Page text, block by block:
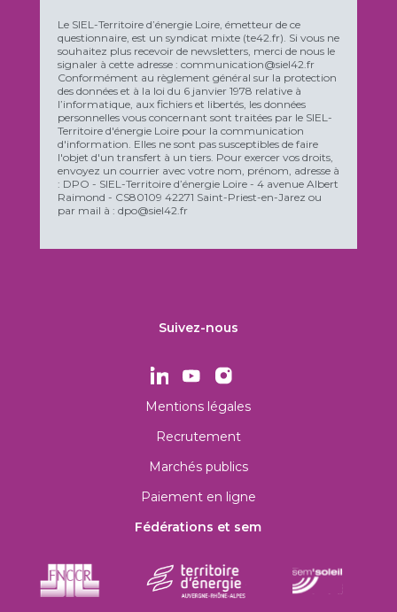
Le SIEL-Territoire d’énergie Loire, émetteur de ce
questionnaire, est un syndicat mixte (te42.fr). Si vous ne
souhaitez plus recevoir de newsletters, merci de nous le
signaler à cette adresse : communication@siel42.fr
Conformément au règlement général sur la protection
des données et à la loi du 6 janvier 1978 relative à
l’informatique, aux fichiers et libertés, les données
personnelles vous concernant sont traitées par le SIEL-
Territoire d'énergie Loire pour la communication
d'information. Elles ne sont pas susceptibles de faire
l'objet d'un transfert à un tiers. Pour exercer vos droits,
envoyez un courrier avec votre nom, prénom, adresse à
: DPO - SIEL-Territoire d’énergie Loire - 4 avenue Albert
Raimond - CS80109 42271 Saint-Priest-en-Jarez ou
par mail à : dpo@siel42.fr
Suivez-nous
Mentions légales
Recrutement
Marchés publics
Paiement en ligne
Fédérations et sem